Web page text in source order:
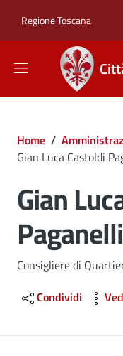
Regione Toscana
Briciole di
Home /
Gian Luca Castoldi
Gian
Paganelli
Consigliere di
Condividi